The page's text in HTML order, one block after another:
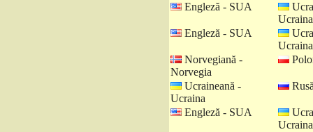
Engleză - SUA
Ucraina
Engleză - SUA
Ucraina
Norvegiană -
Norvegia
Ucraineană -
Ucraina
Engleză - SUA
Ucraina